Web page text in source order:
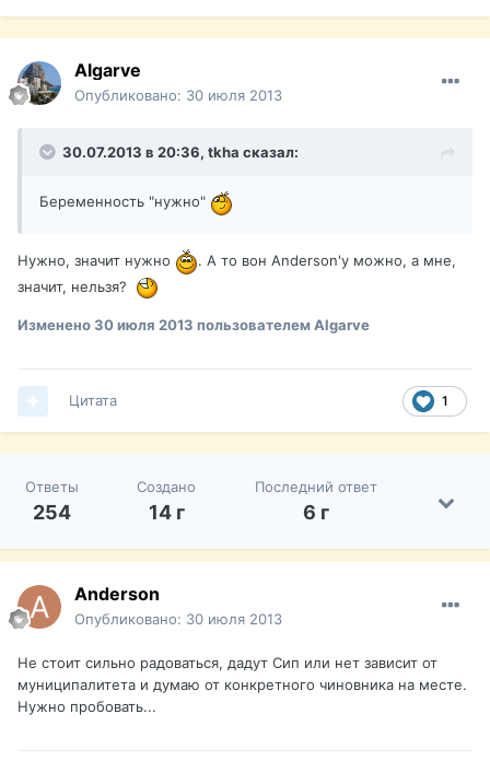
Algarve
Опубликовано: 30 июля 2013
30.07.2013 в 20:36, tkha сказал:
Беременность "нужно"
Нужно, значит нужно
. А то вон Anderson'у можно, а мне,
значит, нельзя?
Изменено30 июля 2013 пользователем Algarve
1
Цитата
Ответы
254
Создано
14 г
Последний ответ
6 г
Anderson
Опубликовано: 30 июля 2013
Не стоит сильно радоваться, дадут Сип или нет зависит от
муниципалитета и думаю от конкретного чиновника на месте.
Нужно пробовать...